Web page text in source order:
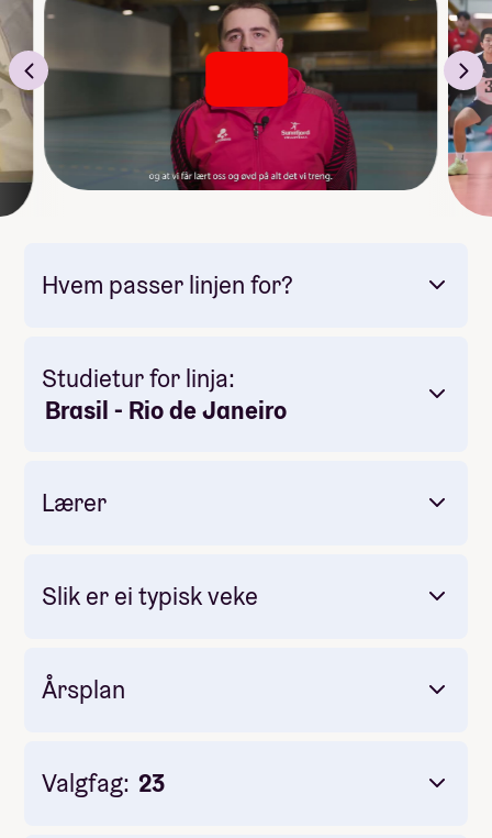
Hvem passer linjen for?
Studietur for linja:
Brasil - Rio de Janeiro
Lærer
Slik er ei typisk veke
Årsplan
Valgfag: 23